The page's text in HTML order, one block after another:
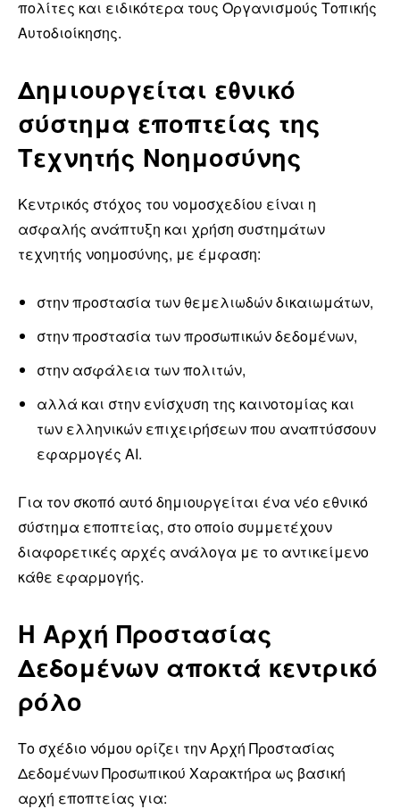
πολίτες και ειδικότερα τους Οργανισμούς Τοπικής
Αυτοδιοίκησης.
Δημιουργείται εθνικό
σύστημα εποπτείας της
Τεχνητής Νοημοσύνης
Κεντρικός στόχος του νομοσχεδίου είναι η
ασφαλής ανάπτυξη και χρήση συστημάτων
τεχνητής νοημοσύνης, με έμφαση:
στην προστασία των θεμελιωδών δικαιωμάτων,
στην προστασία των προσωπικών δεδομένων,
στην ασφάλεια των πολιτών,
αλλά και στην ενίσχυση της καινοτομίας και
των ελληνικών επιχειρήσεων που αναπτύσσουν
εφαρμογές AI.
Για τον σκοπό αυτό δημιουργείται ένα νέο εθνικό
σύστημα εποπτείας, στο οποίο συμμετέχουν
διαφορετικές αρχές ανάλογα με το αντικείμενο
κάθε εφαρμογής.
Η Αρχή Προστασίας
Δεδομένων αποκτά κεντρικό
ρόλο
Το σχέδιο νόμου ορίζει την Αρχή Προστασίας
Δεδομένων Προσωπικού Χαρακτήρα ως βασική
αρχή εποπτείας για: